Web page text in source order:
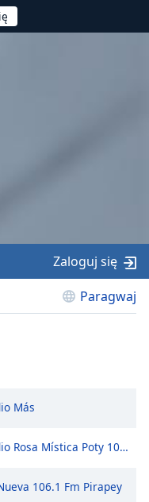
Paragwaj
Zaloguj się
Más
Rosa Mística Poty 101.7
106.1 Fm Pirapey